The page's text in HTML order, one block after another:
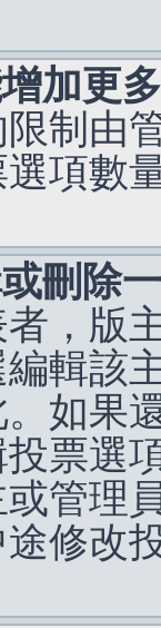
加更
制由
項數
刪除
，版
輯該
如果
票選
管理
修改